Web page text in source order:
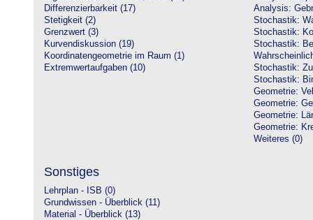
Differenzierbarkeit (17)
Stetigkeit (2)
Grenzwert (3)
Kurvendiskussion (19)
Koordinatengeometrie im Raum (1)
Extremwertaufgaben (10)
Analysis:
Stochastik:
Stochastik:
Stochastik:
Stochastik:
Stochastik:
Geometrie:
Geometrie:
Geometrie:
Geometrie:
Weiteres (0)
Sonstiges
Lehrplan - ISB (0)
Grundwissen - Überblick (11)
Material - Überblick (13)